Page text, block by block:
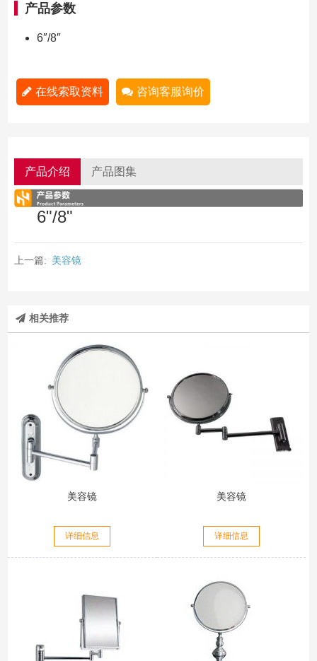
产品参数
6″/8″
在线索取资料 咨询客服询价
产品介绍 产品图集
6"/8"
上一篇: 美容镜
相关推荐
美容镜
详细信息
美容镜
详细信息